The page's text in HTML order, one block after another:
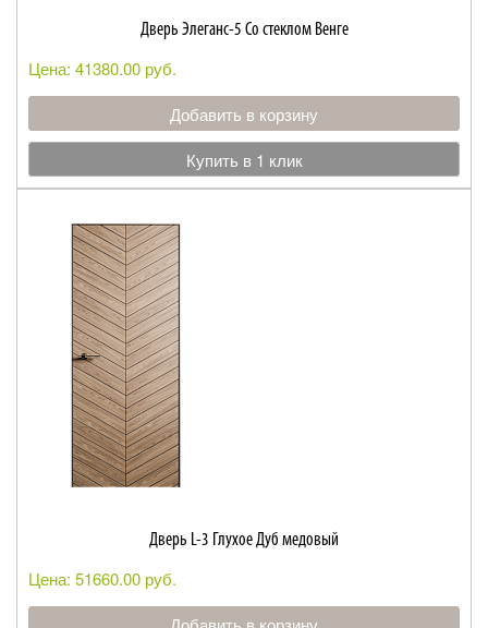
Дверь Элеганс-5 Со стеклом Венге
Цена: 41380.00 руб.
Добавить в корзину
Купить в 1 клик
Дверь L-3 Глухое Дуб медовый
Цена: 51660.00 руб.